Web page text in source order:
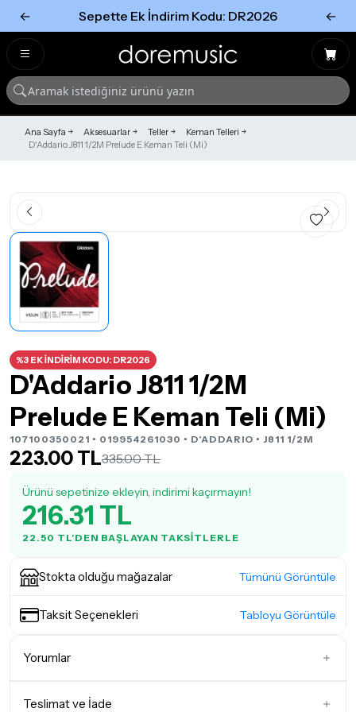
← Sepette Ek İndirim Kodu: DR2026 ←
Ana Sayfa Aksesuarlar Teller
Keman Telleri
D'Addario J811 1/2M Prelude E Keman Teli (Mi)
%3 EK İNDİRİM KODU: DR2026
D'Addario J811 1/2M
Prelude E Keman Teli (Mi)
107100350021 • 019954261030 • D'ADDARIO • J811 1/2M
223.00 TL335.00 TL
Ürünü sepetinize ekleyin, indirimi kaçırmayın!
216.31 TL
22.50 TL'DEN BAŞLAYAN TAKSITLERLE
Stokta olduğu mağazalar Tümünü Görüntüle
Taksit Seçenekleri Tabloyu Görüntüle
Yorumlar
Teslimat ve İade
Tümünü Gör
Tümünü gör